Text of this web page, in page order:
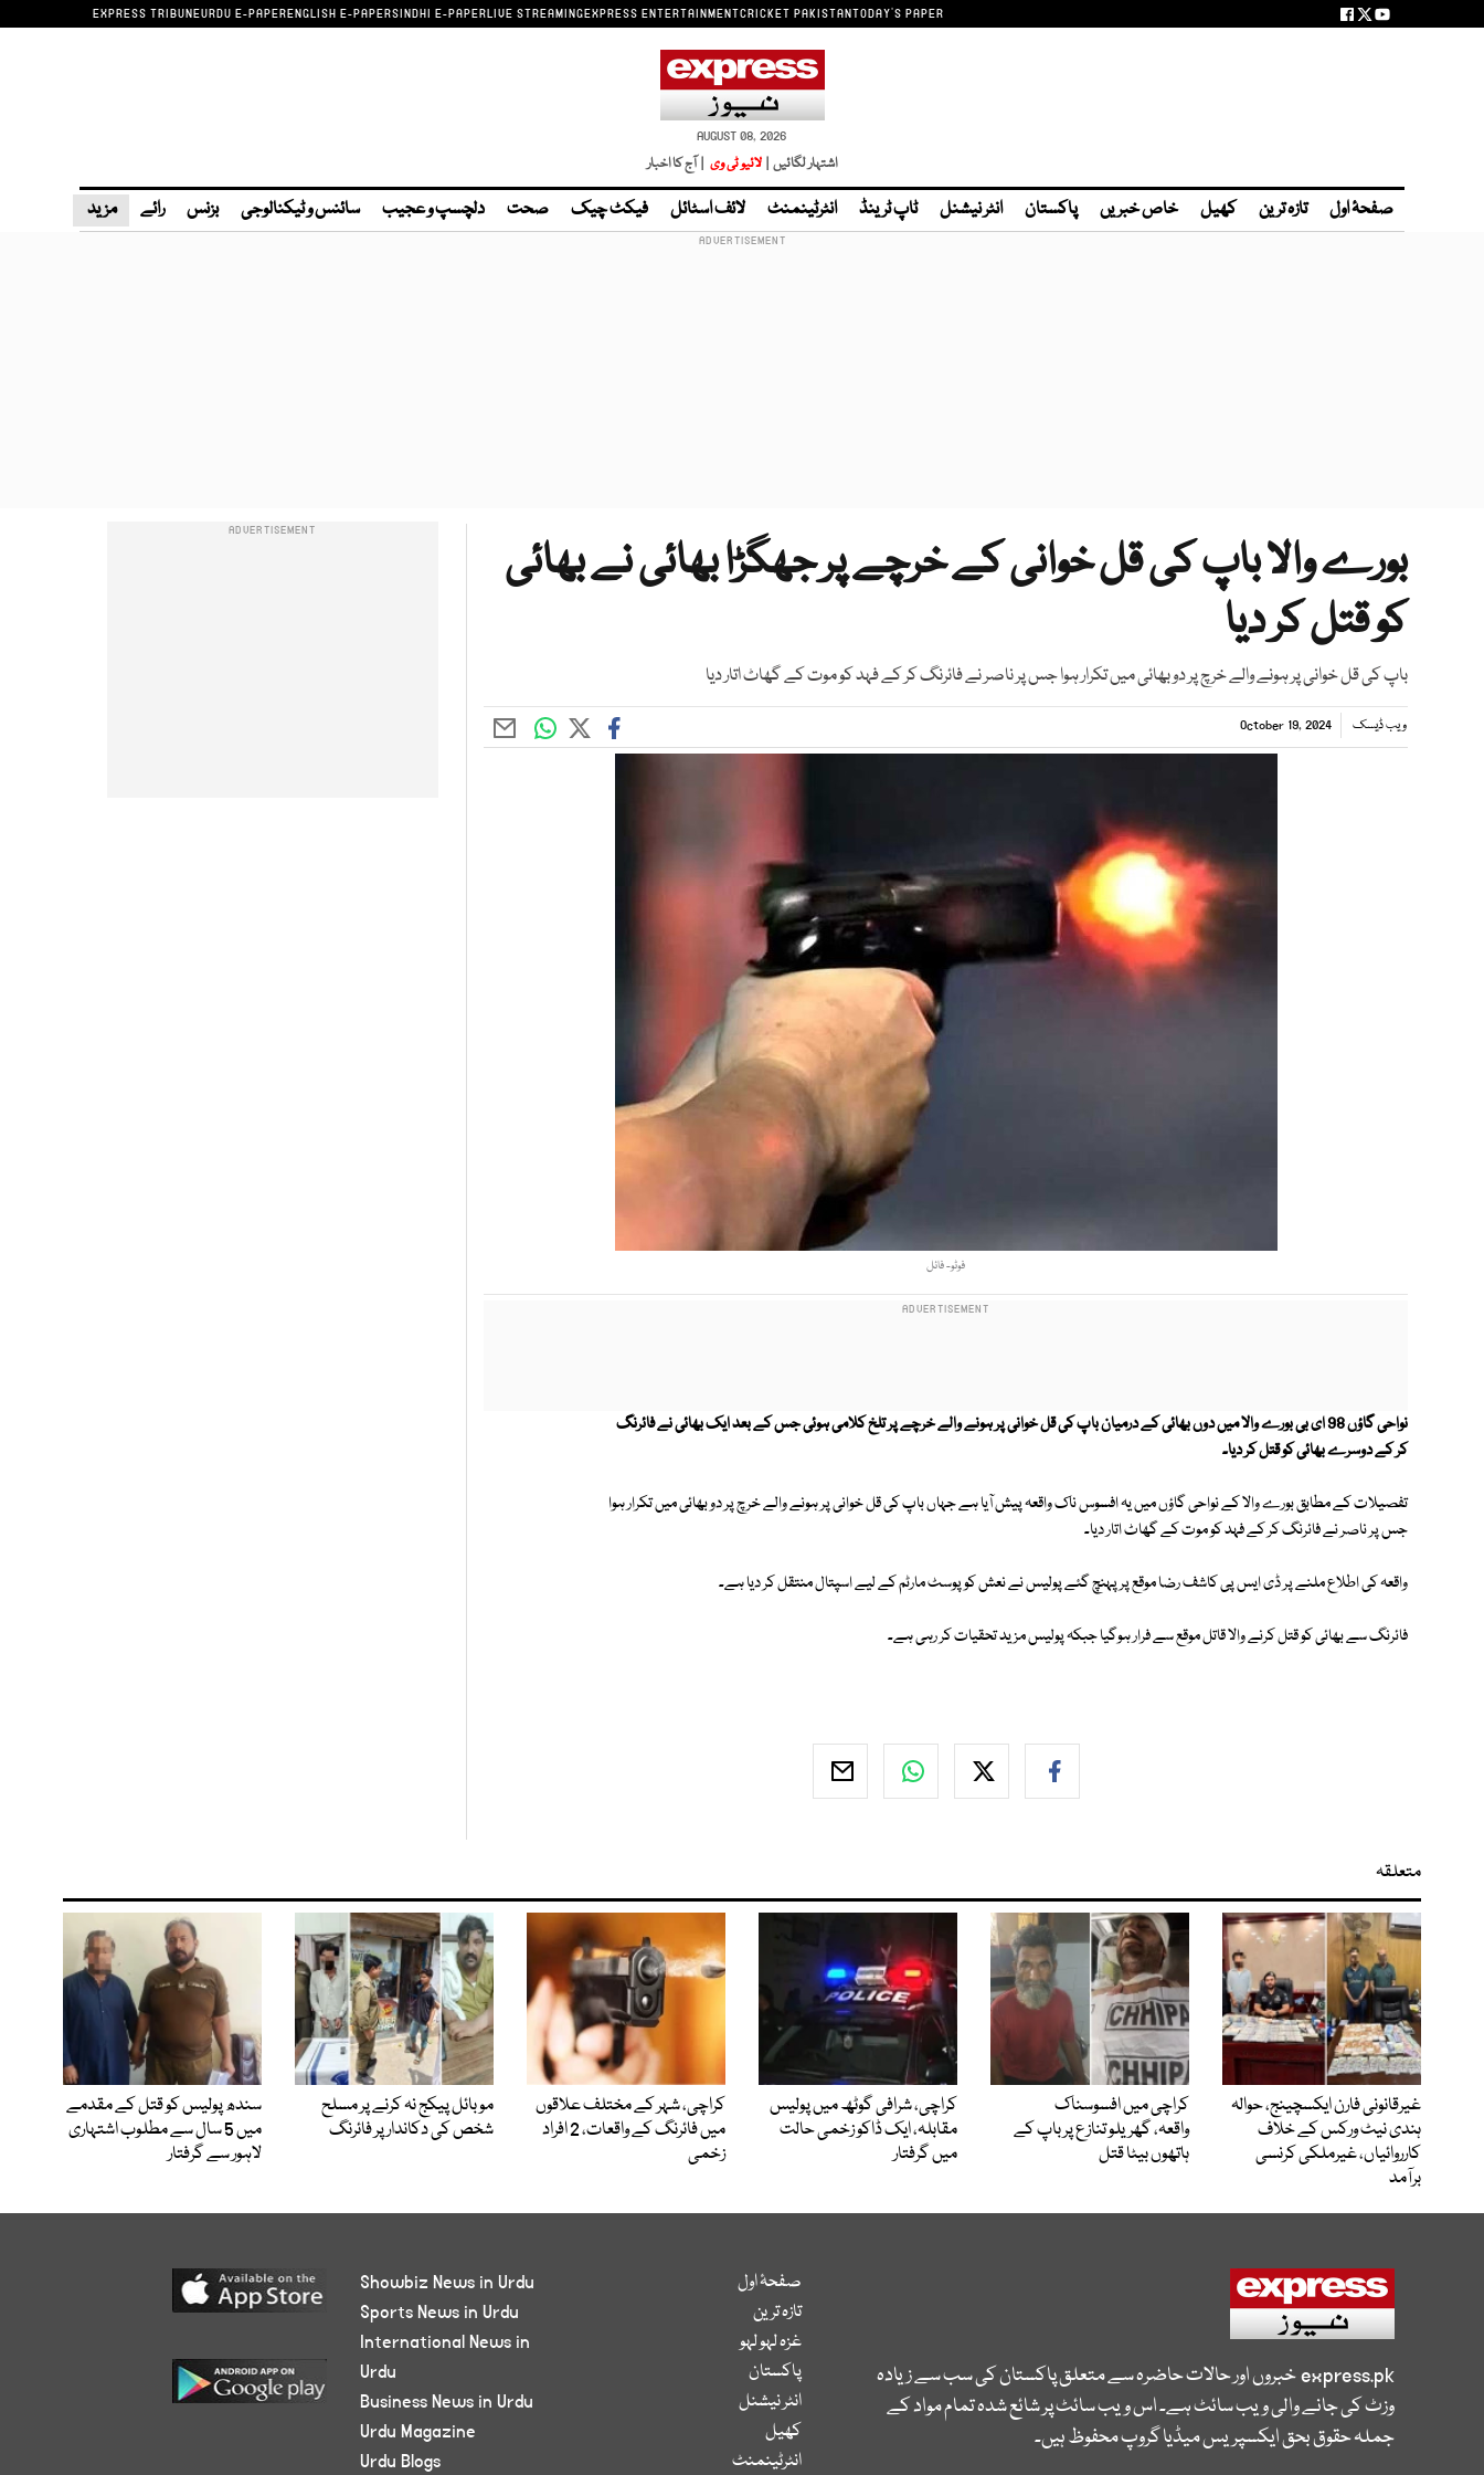
EXPRESS TRIBUNEURDU E-PAPERENGLISH E-PAPERSINDHI E-PAPERLIVE STREAMINGEXPRESS ENTERTAINMENTCRICKET PAKISTANTODAY'S PAPER
AUGUST 08, 2026
اشتہار لگائیں | لائیو ٹی وی | آج کا اخبار
صفحۂ اول تازہ ترین کھیل خاص خبریں پاکستان انٹر نیشنل ٹاپ ٹرینڈ انٹرٹینمنٹ لائف اسٹائل فیکٹ چیک صحت دلچسپ و عجیب سائنس و ٹیکنالوجی بزنس رائے مزید
بورے والا باپ کی قل خوانی کے خرچے پر جھگڑا بھائی نے بھائی
کو قتل کر دیا
باپ کی قل خوانی پر ہونے والے خرچ پر دو بھائی میں تکرار ہوا جس پر ناصر نے فائرنگ کر کے فہد کو موت کے گھاٹ اتار دیا
ویب ڈیسک October 19, 2024
فوٹو- فائل
نواحی گاؤں 98 ای بی بورے والا میں دوں بھائی کے درمیان باپ کی قل خوانی پر ہونے والے خرچے پر تلخ کلامی ہوئی جس کے بعد ایک بھائی نے فائرنگ
کر کے دوسرے بھائی کو قتل کر دیا۔
تفصیلات کے مطابق بورے والا کے نواحی گاؤں میں یہ افسوس ناک واقعہ پیش آیا ہے جہاں باپ کی قل خوانی پر ہونے والے خرچ پر دو بھائی میں تکرار ہوا
جس پر ناصر نے فائرنگ کر کے فہد کو موت کے گھاٹ اتار دیا۔
واقعہ کی اطلاع ملنے پر ڈی ایس پی کاشف رضا موقع پر پہنچ گئے پولیس نے نعش کو پوسٹ مارٹم کے لیے اسپتال منتقل کر دیا ہے۔
فائرنگ سے بھائی کو قتل کرنے والا قاتل موقع سے فرار ہوگیا جبکہ پولیس مزید تحقیات کر رہی ہے۔
متعلقہ
غیرقانونی فارن ایکسچینج، حوالہ
ہندی نیٹ ورکس کے خلاف
کارروائیاں، غیرملکی کرنسی
برآمد
کراچی میں افسوسناک
واقعہ، گھریلو تنازع پر باپ کے
ہاتھوں بیٹا قتل
کراچی، شرافی گوٹھ میں پولیس
مقابلہ، ایک ڈاکو زخمی حالت
میں گرفتار
کراچی، شہر کے مختلف علاقوں
میں فائرنگ کے واقعات، 2 افراد
زخمی
موبائل پیکج نہ کرنے پر مسلح
شخص کی دکاندار پر فائرنگ
سندھ پولیس کو قتل کے مقدمے
میں 5 سال سے مطلوب اشتہاری
لاہور سے گرفتار
express.pkخبروں اور حالات حاضرہ سے متعلق پاکستان کی سب سے زیادہ
وزٹ کی جانے والی ویب سائٹ ہے۔ اس ویب سائٹ پر شائع شدہ تمام مواد کے
جملہ حقوق بحق ایکسپریس میڈیا گروپ محفوظ ہیں۔
صفحۂ اول
تازہ ترین
غزہ لہو لہو
پاکستان
انٹر نیشنل
کھیل
انٹرٹینمنٹ
Showbiz News in Urdu
Sports News in Urdu
International News in
Urdu
Business News in Urdu
Urdu Magazine
Urdu Blogs